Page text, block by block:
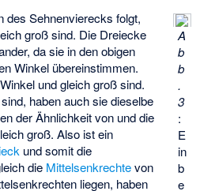
A
b
b
.
3
:
E
in
b
e
des Sehnenvierecks folgt,
groß sind. Die Dreiecke
da sie in den obigen
Winkel übereinstimmen.
undgleich groß sind.
sind, haben auch sie dieselbe
der Ähnlichkeit von unddie
groß. Also istein
und somit die
die Mittelsenkrechtevon
liegen, haben